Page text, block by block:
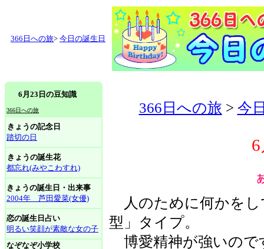
366日への旅> 今日の誕生日
6月23日の豆知識
366日への旅
きょうの記念日
踏切の日
きょうの誕生花
都忘れ(みやこわすれ)
きょうの誕生日・出来事
2004年 芦田愛菜(女優)
恋の誕生日占い
明るい笑顔が素敵な女の子
なぞなぞ小学校
366日への旅 > 今
人のために何かをし
型」タイプ。
博愛精神が強いので